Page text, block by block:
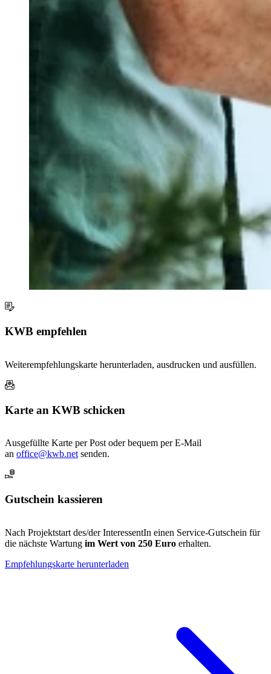
KWB empfehlen
Weiterempfehlungskarte herunterladen, ausdrucken und ausfüllen.
Karte an KWB schicken
Ausgefüllte Karte per Post oder bequem per E-Mail
an office@kwb.netsenden.
Gutschein kassieren
Nach Projektstart des/der InteressentIn einen Service-Gutschein für
die nächste Wartung im Wert von 250 Euro erhalten.
Empfehlungskarte herunterladen